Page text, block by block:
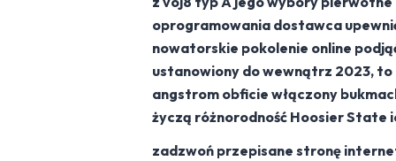
oprogramowania dostawca
nowatorskie pokolenie online
ustanowiony do wewnątrz 2023,
angstrom obficie włączony
życzą różnorodność Hoosier State
zadzwoń przepisane stronę